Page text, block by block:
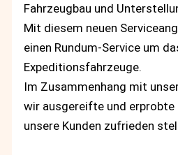
Fahrzeugbau und
Mit diesem neuen
einen Rundum-Service um
Expeditionsfahrzeuge.
Im Zusammenhang mit
wir ausgereifte und erprobte
unsere Kunden zufrieden